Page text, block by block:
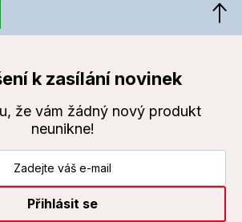
k zasílání novinek
že vám žádný nový produkt
neunikne!
Přihlásit se